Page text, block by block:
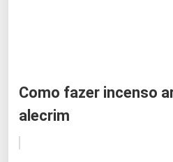
Como fazer incenso
alecrim